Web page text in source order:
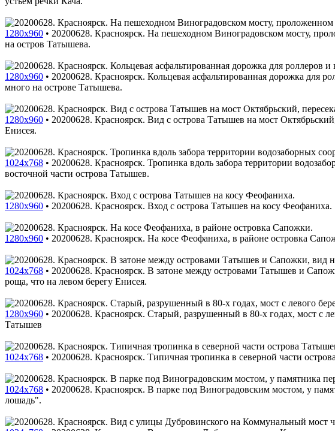
1280x960 • 20200628. Красноярск. На пешеходном Виноградовском мосту,
на остров Татышева.
1280x960 • 20200628. Красноярск. Кольцевая асфальтированная дорожка для
много на острове Татышева.
1280x960 • 20200628. Красноярск. Вид с острова Татышев на мост
Енисея.
1024x768 • 20200628. Красноярск. Тропинка вдоль забора территории
восточной части острова Татышев.
1280x960 • 20200628. Красноярск. Вход с острова Татышев на косу Феофаниха.
1280x960 • 20200628. Красноярск. На косе Феофаниха, в районе островка
1024x768 • 20200628. Красноярск. В затоне между островами Татышев и
роща, что на левом берегу Енисея.
1280x960 • 20200628. Красноярск. Старый, разрушенный в 80-х годах, мост с
Татышев
1024x768 • 20200628. Красноярск. Типичная тропинка в северной части
1024x768 • 20200628. Красноярск. В парке под Виноградовским мостом, у
лошадь".